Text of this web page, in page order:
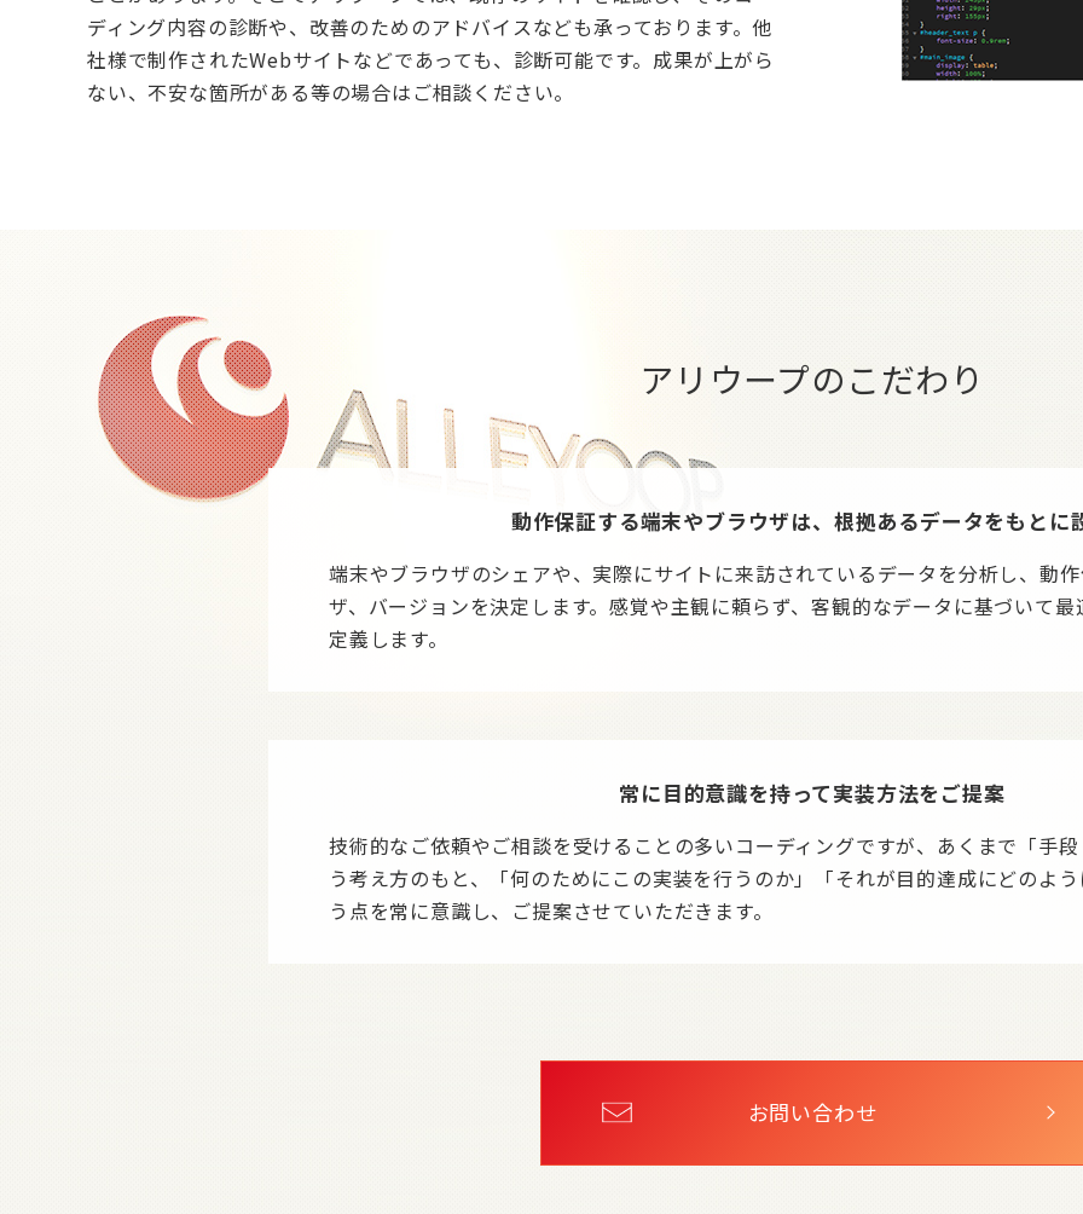
ディング内容の診断や、改善のためのアドバイスなども承っております。他
社様で制作されたWebサイトなどであっても、診断可能です。成果が上がら
ない、不安な箇所がある等の場合はご相談ください。
アリウープのこだわり
動作保証する端末やブラウザは、根拠あるデータをもとに
端末やブラウザのシェアや、実際にサイトに来訪されているデータを分析し、動
ザ、バージョンを決定します。感覚や主観に頼らず、客観的なデータに基づいて
定義します。
常に目的意識を持って実装方法をご提案
技術的なご依頼やご相談を受けることの多いコーディングですが、あくまで「手
う考え方のもと、「何のためにこの実装を行うのか」「それが目的達成にどのよ
う点を常に意識し、ご提案させていただきます。
お問い合わせ